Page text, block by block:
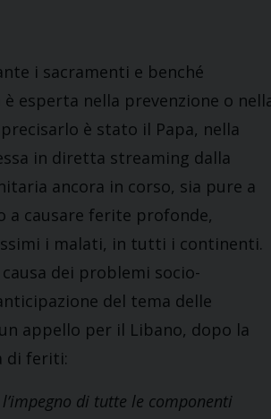
i sacramenti e benché
esperta nella prevenzione o
è stato il Papa, nella
in diretta streaming dalla
ancora in corso, sia pure a
a causare ferite profonde,
i malati, in tutti i continenti.
dei problemi socio-
del tema delle
appello per il Libano, dopo la
di feriti:
di tutte le componenti